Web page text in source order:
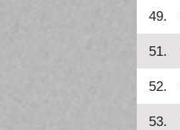
49.
51.
52.
53.